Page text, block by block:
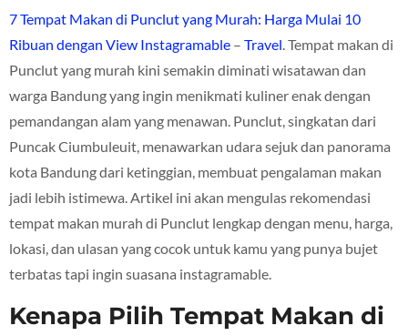
7 Tempat Makan di Punclut yang Murah: Harga Mulai 10
Ribuan dengan View Instagramable – Travel. Tempat makan di
Punclut yang murah kini semakin diminati wisatawan dan
warga Bandung yang ingin menikmati kuliner enak dengan
pemandangan alam yang menawan. Punclut, singkatan dari
Puncak Ciumbuleuit, menawarkan udara sejuk dan panorama
kota Bandung dari ketinggian, membuat pengalaman makan
jadi lebih istimewa. Artikel ini akan mengulas rekomendasi
tempat makan murah di Punclut lengkap dengan menu, harga,
lokasi, dan ulasan yang cocok untuk kamu yang punya bujet
terbatas tapi ingin suasana instagramable.
Kenapa Pilih Tempat Makan di